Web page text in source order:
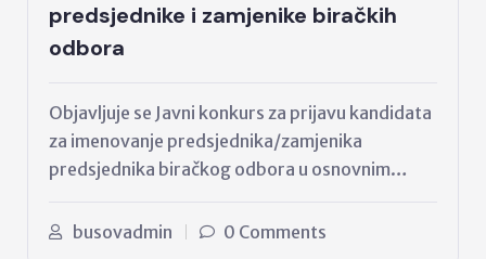
predsjednike i zamjenike biračkih
odbora
Objavljuje se Javni konkurs za prijavu kandidata
za imenovanje predsjednika/zamjenika
predsjednika biračkog odbora u osnovnim…
busovadmin 0 Comments